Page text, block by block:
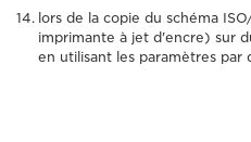
lors de la copie du schéma
imprimante à jet d'encre) sur
en utilisant les paramètres par